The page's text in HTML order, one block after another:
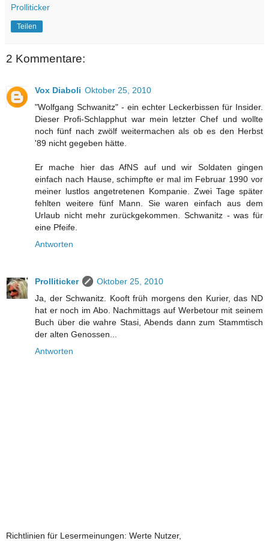
Prolliticker
Teilen
2 Kommentare:
Vox Diaboli Oktober 25, 2010
"Wolfgang Schwanitz" - ein echter Leckerbissen für Insider.
Dieser Profi-Schlapphut war mein letzter Chef und wollte
noch fünf nach zwölf weitermachen als ob es den Herbst
'89 nicht gegeben hätte.
Er mache hier das AfNS auf und wir Soldaten gingen
einfach nach Hause, schimpfte er mal im Februar 1990 vor
meiner lustlos angetretenen Kompanie. Zwei Tage später
fehlten weitere fünf Mann. Sie waren einfach aus dem
Urlaub nicht mehr zurückgekommen. Schwanitz - was für
eine Pfeife.
Antworten
Prolliticker
Oktober 25, 2010
Ja, der Schwanitz. Kooft früh morgens den Kurier, das ND
hat er noch im Abo. Nachmittags auf Werbetour mit seinem
Buch über die wahre Stasi, Abends dann zum Stammtisch
der alten Genossen...
Antworten
Richtlinien für Lesermeinungen: Werte Nutzer,